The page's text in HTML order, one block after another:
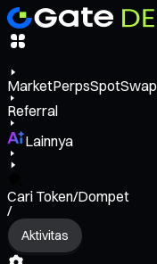
MarketPerpsSpotSwap
Referral
Lainnya
Cari Token/Dompet
/
Aktivitas